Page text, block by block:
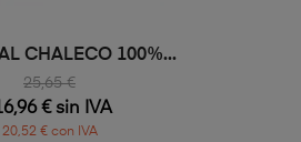
CHALECO 100%...
25,65 €
€ sin IVA
20,52 € con IVA